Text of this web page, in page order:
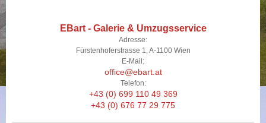
EBart - Galerie & Umzugsservice
Adresse:
Fürstenhoferstrasse 1, A-1100 Wien
E-Mail:
office@ebart.at
Telefon:
+43 (0) 699 110 49 369
+43 (0) 676 77 29 775